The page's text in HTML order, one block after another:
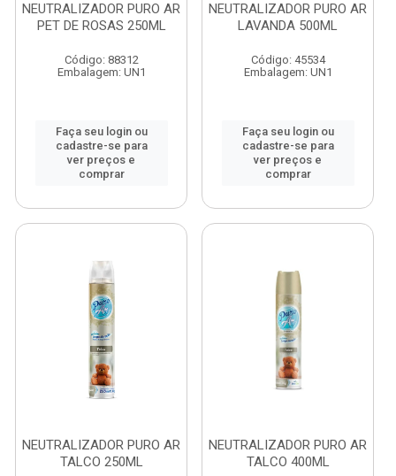
NEUTRALIZADOR PURO AR
PET DE ROSAS 250ML
Código: 88312
Embalagem: UN1
Faça seu login ou
cadastre-se para
ver preços e
comprar
NEUTRALIZADOR PURO AR
LAVANDA 500ML
Código: 45534
Embalagem: UN1
Faça seu login ou
cadastre-se para
ver preços e
comprar
NEUTRALIZADOR PURO AR
TALCO 250ML
NEUTRALIZADOR PURO AR
TALCO 400ML